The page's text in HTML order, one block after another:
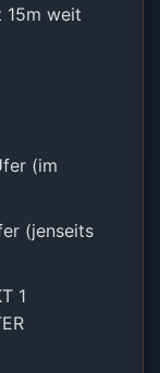
weit
(im
(jenseits
1